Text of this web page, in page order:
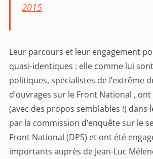
2015
Leur parcours et leur engagement
quasi-identiques : elle comme lui
politiques, spécialistes de l’extrême
d’ouvrages sur le Front National ,
(avec des propos semblables !) dans
par la commission d’enquête sur le
Front National (DPS) et ont été
importants auprès de Jean-Luc